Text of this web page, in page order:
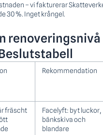
– vi fakturerar
30 %. Inget krångel.
renoveringsnivå
Rekommendation
fräscht
Facelyft: byt luckor,
bänkskiva och
blandare